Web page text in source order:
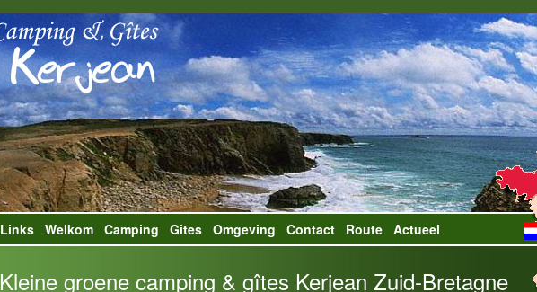
Links Welkom Camping Gites Omgeving Contact Route Actueel
Kleine groene camping & gîtes Kerjean Zuid-Bretagne